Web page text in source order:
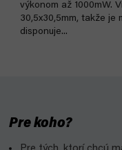
výkonom až 1000mW.
30,5x30,5mm, takže
disponuje...
Pre koho?